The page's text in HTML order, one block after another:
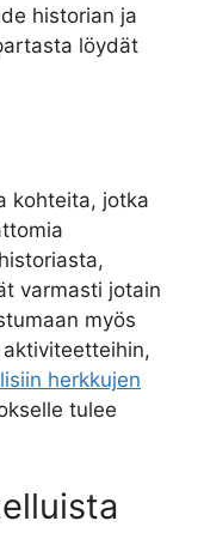
historian ja
löydät
kohteita, jotka
varmasti jotain
myös
herkkujen
tulee